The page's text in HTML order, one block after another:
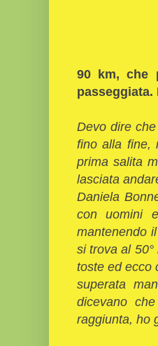
90 km, che
Devo dire
fino alla fine,
prima salita
lasciata
Daniela
con uomini
mantenendo
si trova al
toste ed ecco
superata
dicevano
raggiunta, ho